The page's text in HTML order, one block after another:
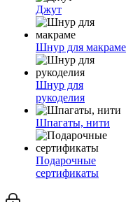
Джут
Шнур для макраме
Шнур для
рукоделия
Шпагаты, нити
Подарочные
сертификаты